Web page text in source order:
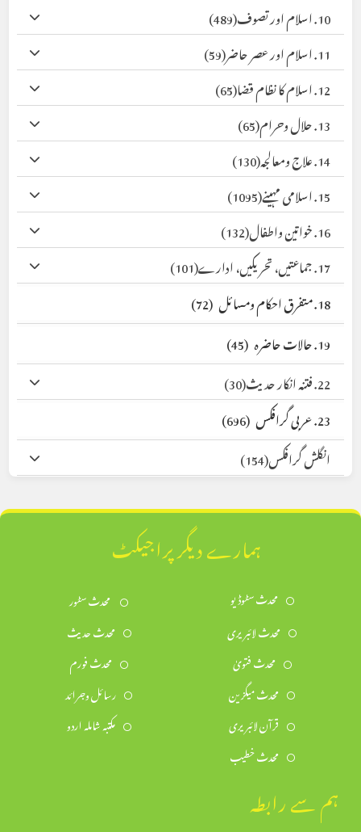
10. اسلام اور تصوف
(489)
11. اسلام اور عصر حاضر
(59)
12. اسلام کا نظام قضا
(65)
13. حلال وحرام
(65)
14. علاج ومعالجہ
(130)
15. اسلامی مہینے
(1095)
16. خواتین واطفال
(132)
17. جماعتیں، تحریکیں، ادارے
(101)
18. متفرق احکام ومسائل
(72)
19. حالات حاضرہ
(45)
22. فتنہ انکار حدیث
(30)
23. عربی گرافکس
(696)
انگلش گرافکس(154)
ہمارے دیگر پراجیکٹ
محدث سٹوڈیو
محدث سٹور
محدث لائبریری
محدث حدیث
محدث فتویٰ
محدث فورم
محدث میگزین
رسائل وجرائد
قرآن لائبریری
مکتبہ شاملہ اردو
محدث خطیب
ہم سے رابطہ